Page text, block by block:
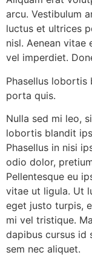
arcu. Vestibulum
luctus et ultrices
nisl. Aenean vitae
vel imperdiet.
Phasellus
porta quis.
Nulla sed mi leo,
lobortis blandit
Phasellus in nisi
odio dolor,
Pellentesque eu
vitae ut ligula. Ut
eget justo turpis,
mi vel tristique.
dapibus cursus id
sem nec aliquet.